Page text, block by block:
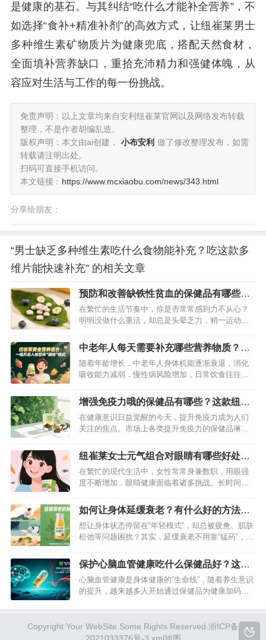
是健康的基石。与其纠结“吃什么才能补全营养”，不
如选择“食补+精准补剂”的高效方式，让纽崔莱男士
多种维生素矿物质片为健康兜底，搭配天然食材，
全面填补营养缺口，重拾充沛精力和强健体魄，从
容应对生活与工作的每一份挑战。
免责声明：以上文章均来自安利纽崔莱官网以及网络发布转载
整理，不是作者胡编乱造。
版权声明：本文由ai创建，
小布安利 做了修改整理发布，如需
转载请注明出处。
扫码可直接手机访问。
本文链接： https://www.mcxiaobu.com/news/343.html
分享给朋友：
“男士缺乏多种维生素吃什么食物能补充？吃这款多
维片能快速补充” 的相关文章
预防和改善缺铁性贫血的保健品有哪些？
这款安利产品非常不错
在繁忙的生活节奏中，你是否常常感到力不从心？
明明没做什么重活，却总是头晕乏力，稍一运动就
你可能已经被缺铁性贫血盯上了。据权威数据显
示，我国有相当比例的人群受到缺铁性贫血的困
扰，尤其是儿童、孕妇和女性群体 ，缺铁性贫血不
仅影响生活质量，长期发展还可能对身体健…
中老年人每天需要补充哪些营养物质？这
款保健品包含人体所需营养
随着年龄增长，中老年人身体机能逐渐衰退，消化
吸收能力减弱，慢性病风险增加，日常饮食往往难
为守护银发健康的重要防线。纽崔莱黄金营养组
合，以精准配方覆盖中老年人核心营养需求，为晚
年生活注入活力。…
增强免疫力哦的保健品有哪些？这款纽崔
莱产品效果不错
在健康意识日益觉醒的今天，提升免疫力成为人们
关注的焦点。市场上各类提升免疫力的保健品琳琅
芝孢子粉凭借卓越的品质与显著的功效，在众多产
品中脱颖而出，成为健康养生人士的热门选择。…
纽崔莱女士元气组合对眼睛有哪些好处？
详细为你揭秘一下
在繁忙的现代生活中，女性常常身兼数职，用眼强
度不断增加，眼睛健康面临着诸多挑战。长时间盯
让眼睛疲惫不堪，甚至引发各种眼部问题。幸好，
纽崔莱女士元气组合中蕴含多种对眼睛有益的维生
素，为女性的眼部健康撑起了一把保护伞。…
如何让身体延缓衰老？有什么好的方法
吗？
想让身体状态停留在“年轻模式”，却总被疲惫、肌肤
松弛等问题困扰？其实，延缓衰老不用靠“猛药”，选
巧，尤其推荐试试纽崔莱基源欣活饮品，帮你从内
而外对抗岁月痕迹。…
保护心脑血管健康吃什么保健品好？这款
纽崔莱鱼油软胶囊别错过
心脑血管健康是身体健康的“生命线”，随着养生意识
的提升，越来越多人开始通过保健品为健康加码。
选，为何它能脱颖而出？我们一起来深入了解。…
Copyright Your WebSite.Some Rights Reserved. 浙ICP备